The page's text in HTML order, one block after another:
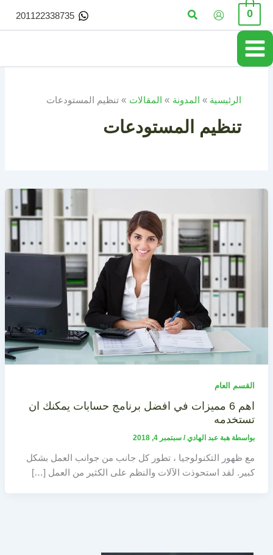
تخطي
المحتوى
0 البحث 201122338735
الرئيسية المدونة المقالات تنظيم المستودعات
تنظيم المستودعات
القسم العام
اهم 6 مميزات في افضل برنامج حسابات يمكنك ان
تستخدمه
بواسطة هبة عبد الهادي/ سبتمبر 4, 2018
مع ظهور التكنولوجيا ، تطور كل جانب من جوانب العمل بشكل
كبير. لقد استحوذت الآلات والنظم على الكثير من العمل […]